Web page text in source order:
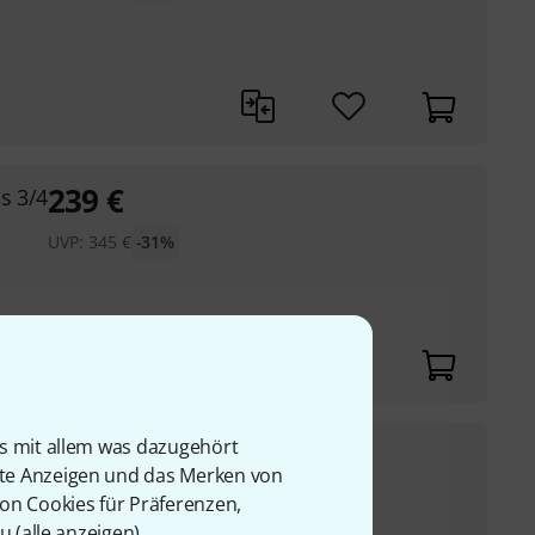
mit allem was dazugehört
Anzeigen und das Merken von
Cookies für Präferenzen,
3/4239 €
UVP: 345 € -31%
3/4198€
UVP:284 € -30%